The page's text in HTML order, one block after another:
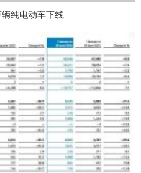
纯电动车下线